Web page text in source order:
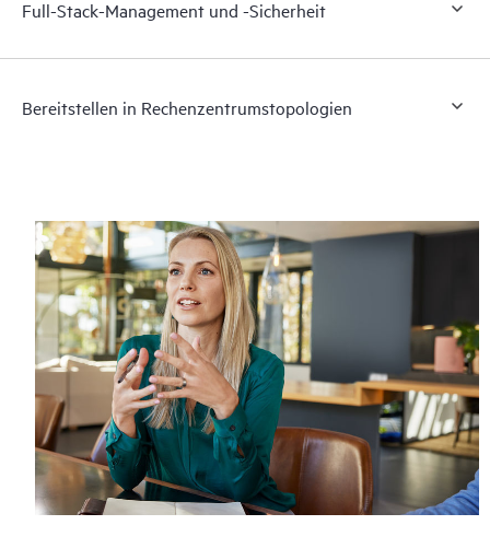
Full-Stack-Management und -Sicherheit
Bereitstellen in Rechenzentrumstopologien